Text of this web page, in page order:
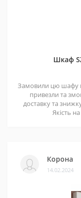
Шкаф
Замовили цю шафу в
привезли та
доставку та
Якість
Корона
14.02.2024